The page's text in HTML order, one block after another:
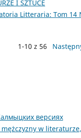
I SZTUCE
Litteraria: Tom 14
1-10 z 56
версиях
w literaturze,